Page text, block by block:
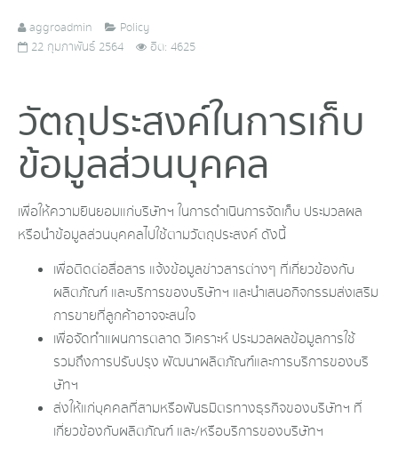
aggroadmin
Policy
22 กุมภาพันธ์ 2564
ฮิต: 4625
วัตถุประสงค์ในการเก็บ
ข้อมูลส่วนบุคคล
เพื่อให้ความยินยอมแก่บริษัทฯ ในการดำเนินการจัดเก็บ ประมวลผล
หรือนำข้อมูลส่วนบุคคลไปใช้ตามวัตถุประสงค์ ดังนี้
เพื่อติดต่อสื่อสาร แจ้งข้อมูลข่าวสารต่างๆ ที่เกี่ยวข้องกับ
ผลิตภัณฑ์ และบริการของบริษัทฯ และนำเสนอกิจกรรมส่งเสริม
การขายที่ลูกค้าอาจจะสนใจ
เพื่อจัดทำแผนการตลาด วิเคราะห์ ประมวลผลข้อมูลการใช้
รวมถึงการปรับปรุง พัฒนาผลิตภัณฑ์และการบริการของบริ
ษัทฯ
ส่งให้แก่บุคคลที่สามหรือพันธมิตรทางธุรกิจของบริษัทฯ ที่
เกี่ยวข้องกับผลิตภัณฑ์ และ/หรือบริการของบริษัทฯ